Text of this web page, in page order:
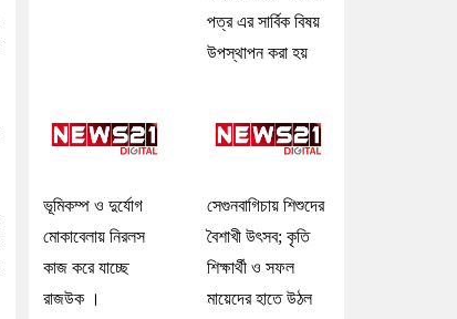
পত্র এর সার্বিক বিষয়
উপস্থাপন করা হয়
ভূমিকম্প ও দুর্যোগ
মোকাবেলায় নিরলস
কাজ করে যাচ্ছে
রাজউক ।
সেগুনবাগিচায় শিশুদের
বৈশাখী উৎসব; কৃতি
শিক্ষার্থী ও সফল
মায়েদের হাতে উঠল